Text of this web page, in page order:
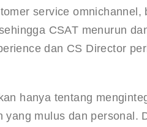
service
CSAT menurun
dan CS Director
hanya tentang
yang mulus dan